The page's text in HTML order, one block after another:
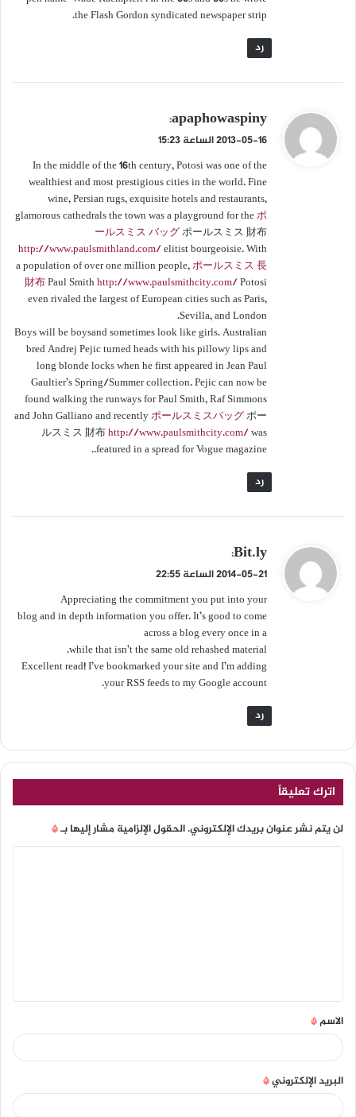
the Flash Gordon syndicated newspaper strip.
رد
ي
ق
ل
apaphowaspiny
:
2013-05-16 الساعة 15:23
In the middle of the 16th century, Potosi was one of the
wealthiest and most prestigious cities in the world. Fine
wine, Persian rugs, exquisite hotels and restaurants,
glamorous cathedrals the town was a playground for theポ
ールスミス バッグポールスミス 財布
http://www.paulsmithland.com/elitist bourgeoisie. With
a population of over one million people,ポールスミス 長
財布Paul Smithhttp://www.paulsmithcity.com/Potosi
even rivaled the largest of European cities such as Paris,
Sevilla, and London.
Boys will be boysand sometimes look like girls. Australian
bred Andrej Pejic turned heads with his pillowy lips and
long blonde locks when he first appeared in Jean Paul
Gaultier’s Spring/Summer collection. Pejic can now be
found walking the runways for Paul Smith, Raf Simmons
and John Galliano and recentlyポールスミスバッグポー
ルスミス 財布http://www.paulsmithcity.com/was
featured in a spread for Vogue magazine..
رد
ي
ق
ل
Bit.ly
:
2014-05-21 الساعة 22:55
Appreciating the commitment you put into your
blog and in depth information you offer. It’s good to come
across a blog every once in a
while that isn’t the same old rehashed material.
Excellent read! I’ve bookmarked your site and I’m adding
your RSS feeds to my Google account.
رد
اترك تعليقاً
لن يتم نشر عنوان بريدك الإلكتروني.الحقول الإلزامية مشار إليها بـ*
الاسم*
البريد الإلكتروني*